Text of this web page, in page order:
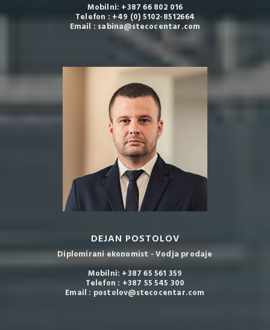
Mobilni: +387 66 802 016
Telefon : +49 (0) 5102-8512664
Email : sabina@stecocentar.com
DEJAN POSTOLOV
Diplomirani ekonomist - Vodja prodaje
Mobilni: +387 65 561 359
Telefon : +387 55 545 300
Email : postolov@stecocentar.com